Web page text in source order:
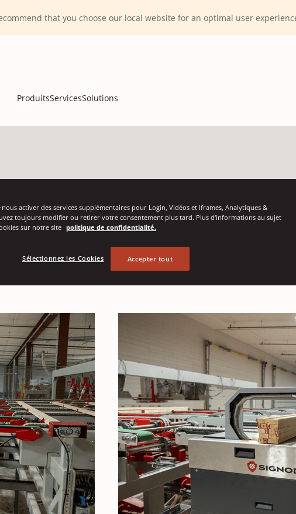
that you choose our local website for an optimal user
ProduitsServicesSolutions
est spécialement conçue pour le processus de
activer des services supplémentaires pour Login, Vidéos et Iframes, Analytiques &
toujours modifier ou retirer votre consentement plus tard. Plus d'informations au sujet
sur notre site politique de confidentialité.
Sélectionnez les Cookies Accepter tout